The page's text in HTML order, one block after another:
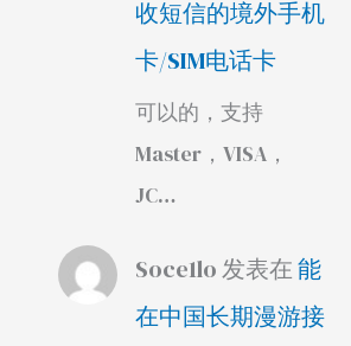
收短信的境外手机
卡/SIM电话卡
可以的，支持
Master，VISA，
JC…
Soce1lo发表在能
在中国长期漫游接